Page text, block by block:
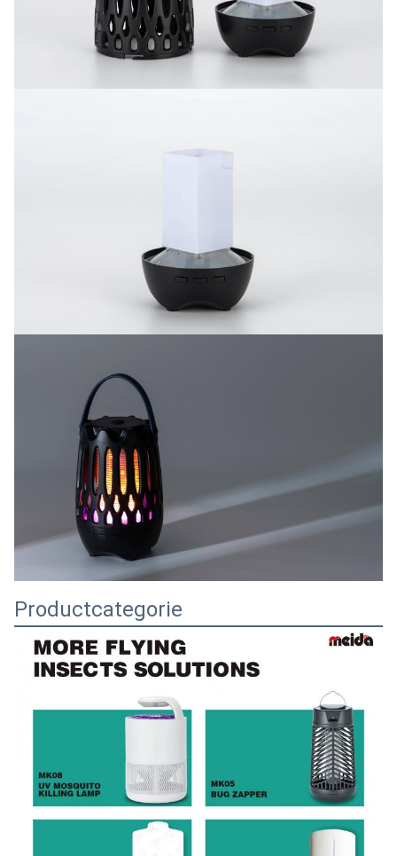
Productcategorie